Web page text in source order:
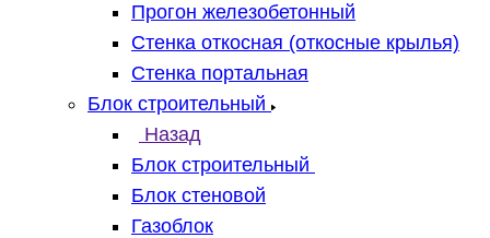
Прогон железобетонный
Стенка откосная (откосные крылья)
Стенка портальная
Блок строительный
Назад
Блок строительный
Блок стеновой
Газоблок